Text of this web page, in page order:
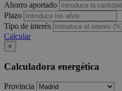
Ahorro aportado
Plazo
Tipo de interés
Calcular
×
Calculadora energética
Provincia